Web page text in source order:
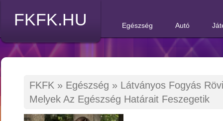
FKFK.HU Egészség Autó
FKFK » Egészség » Látványos Fogyás
Melyek Az Egészség Határait Feszegetik